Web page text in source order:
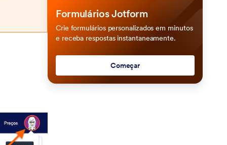
Formulários Jotform
Crie formulários personalizados em minutos
e receba respostas instantaneamente.
Começar